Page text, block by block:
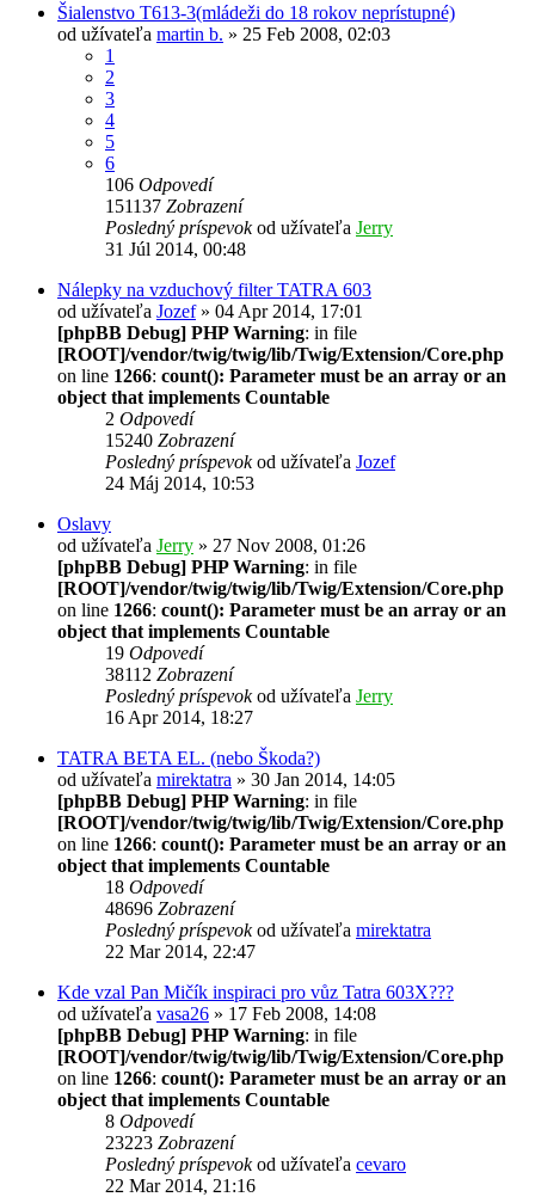
Šialenstvo T613-3(mládeži do 18 rokov neprístupné)
od užívateľa martin b. » 25 Feb 2008, 02:03
1
2
3
4
5
6
106 Odpovedí
151137 Zobrazení
Posledný príspevokod užívateľa Jerry
31 Júl 2014, 00:48
Nálepky na vzduchový filter TATRA 603
od užívateľa Jozef» 04 Apr 2014, 17:01
[phpBB Debug] PHP Warning: in file
[ROOT]/vendor/twig/twig/lib/Twig/Extension/Core.php
on line 1266: count(): Parameter must be an array or an
object that implements Countable
2 Odpovedí
15240 Zobrazení
Posledný príspevokod užívateľa Jozef
24 Máj 2014, 10:53
Oslavy
od užívateľa Jerry » 27 Nov 2008, 01:26
[phpBB Debug] PHP Warning: in file
[ROOT]/vendor/twig/twig/lib/Twig/Extension/Core.php
on line 1266: count(): Parameter must be an array or an
object that implements Countable
19 Odpovedí
38112 Zobrazení
Posledný príspevokod užívateľa Jerry
16 Apr 2014, 18:27
TATRA BETA EL. (nebo Škoda?)
od užívateľa mirektatra » 30 Jan 2014, 14:05
[phpBB Debug] PHP Warning: in file
[ROOT]/vendor/twig/twig/lib/Twig/Extension/Core.php
on line 1266: count(): Parameter must be an array or an
object that implements Countable
18 Odpovedí
48696 Zobrazení
Posledný príspevokod užívateľa mirektatra
22 Mar 2014, 22:47
Kde vzal Pan Mičík inspiraci pro vůz Tatra 603X???
od užívateľa vasa26 » 17 Feb 2008, 14:08
[phpBB Debug] PHP Warning: in file
[ROOT]/vendor/twig/twig/lib/Twig/Extension/Core.php
on line 1266: count(): Parameter must be an array or an
object that implements Countable
8 Odpovedí
23223 Zobrazení
Posledný príspevokod užívateľa cevaro
22 Mar 2014, 21:16